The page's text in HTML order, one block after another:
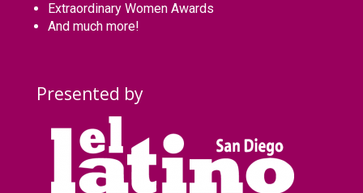
Extraordinary Women Awards
And much more!
Presented by